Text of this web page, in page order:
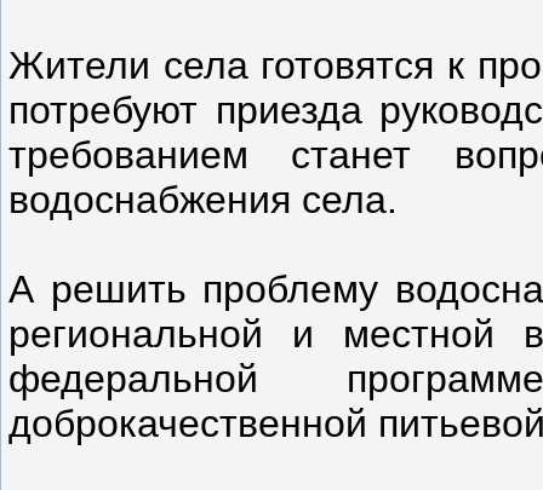
Жители села готовятся к
потребуют приезда
требованием станет
водоснабжения села.
А решить проблему
региональной и местной
федеральной
доброкачественной